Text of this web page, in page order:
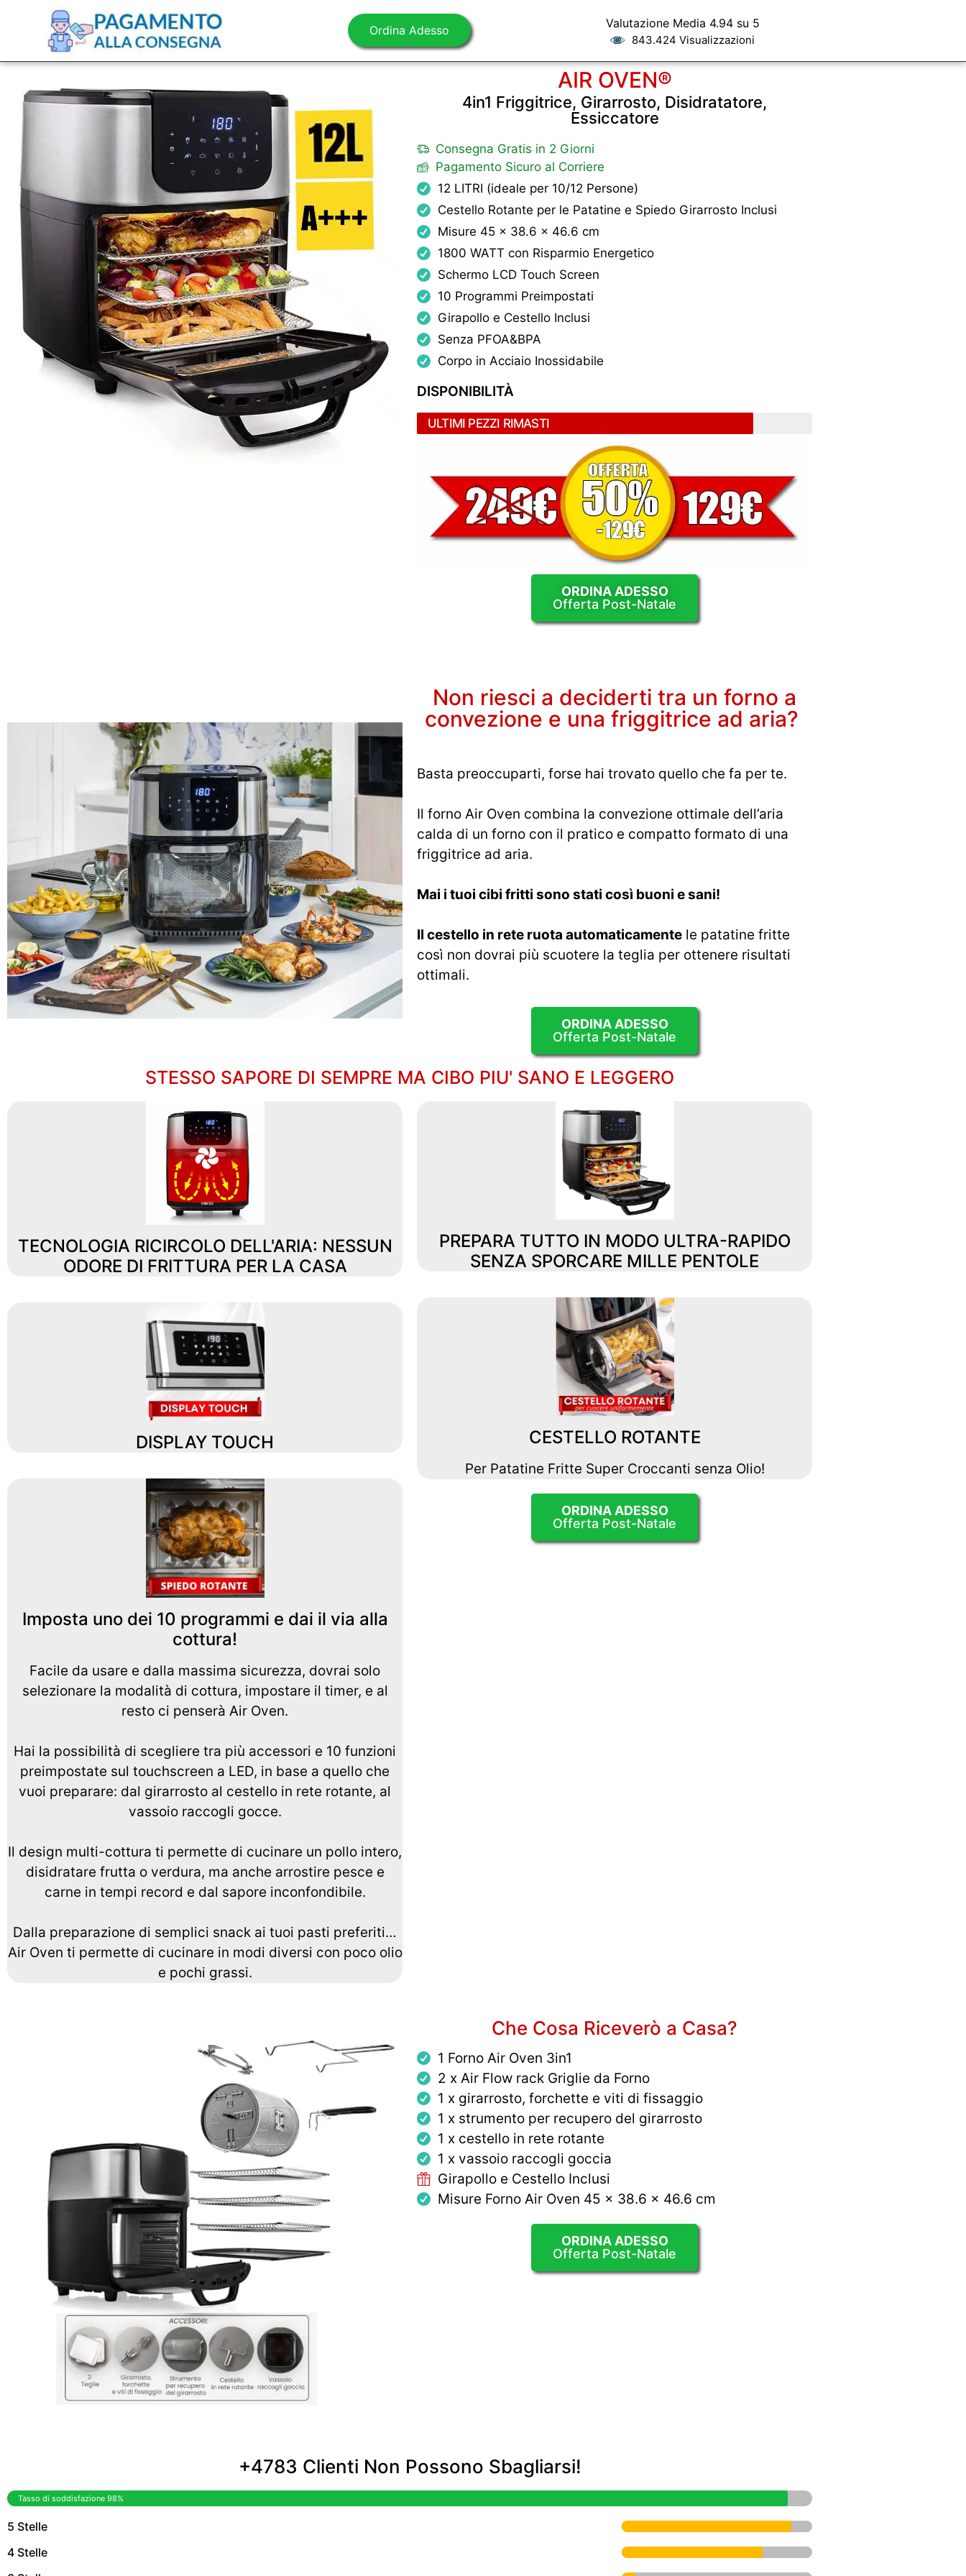
Ordina Adesso Valutazione Media 4.94 su 5
843.424 Visualizzazioni
AIR OVEN®
4in1 Friggitrice, Girarrosto, Disidratatore,
Essiccatore
Consegna Gratis in 2 Giorni
Pagamento Sicuro al Corriere
12 LITRI (ideale per 10/12 Persone)
Cestello Rotante per le Patatine e Spiedo Girarrosto Inclusi
Misure 45 x 38.6 x 46.6 cm
1800 WATT con Risparmio Energetico
Schermo LCD Touch Screen
10 Programmi Preimpostati
Girapollo e Cestello Inclusi
Senza PFOA&BPA
Corpo in Acciaio Inossidabile
DISPONIBILITÀ
ULTIMI PEZZI RIMASTI
ORDINA ADESSO
Offerta Post-Natale
Non riesci a deciderti tra un forno a
convezione e una friggitrice ad aria?
Basta preoccuparti, forse hai trovato quello che fa per te.
Il forno Air Oven combina la convezione ottimale dell’aria
calda di un forno con il pratico e compatto formato di una
friggitrice ad aria.
Mai i tuoi cibi fritti sono stati così buoni e sani!
Il cestello in rete ruota automaticamente le patatine fritte
così non dovrai più scuotere la teglia per ottenere risultati
ottimali.
ORDINA ADESSO
Offerta Post-Natale
STESSO SAPORE DI SEMPRE MA CIBO PIU' SANO E LEGGERO
TECNOLOGIA RICIRCOLO DELL'ARIA: NESSUN
ODORE DI FRITTURA PER LA CASA
DISPLAY TOUCH
Imposta uno dei 10 programmi e dai il via alla
cottura!
Facile da usare e dalla massima sicurezza, dovrai solo
selezionare la modalità di cottura, impostare il timer, e al
resto ci penserà Air Oven.
Hai la possibilità di scegliere tra più accessori e 10 funzioni
preimpostate sul touchscreen a LED, in base a quello che
vuoi preparare: dal girarrosto al cestello in rete rotante, al
vassoio raccogli gocce.
Il design multi-cottura ti permette di cucinare un pollo intero,
disidratare frutta o verdura, ma anche arrostire pesce e
carne in tempi record e dal sapore inconfondibile.
Dalla preparazione di semplici snack ai tuoi pasti preferiti…
Air Oven ti permette di cucinare in modi diversi con poco olio
e pochi grassi.
PREPARA TUTTO IN MODO ULTRA-RAPIDO
SENZA SPORCARE MILLE PENTOLE
CESTELLO ROTANTE
Per Patatine Fritte Super Croccanti senza Olio!
ORDINA ADESSO
Offerta Post-Natale
Che Cosa Riceverò a Casa?
1 Forno Air Oven 3in1
2 x Air Flow rack Griglie da Forno
1 x girarrosto, forchette e viti di fissaggio
1 x strumento per recupero del girarrosto
1 x cestello in rete rotante
1 x vassoio raccogli goccia
Girapollo e Cestello Inclusi
Misure Forno Air Oven 45 x 38.6 x 46.6 cm
ORDINA ADESSO
Offerta Post-Natale
+4783 Clienti Non Possono Sbagliarsi!
Tasso di soddisfazione 98%
5 Stelle
4 Stelle